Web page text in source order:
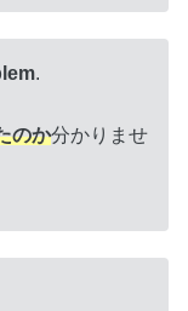
.
のか分かりませ